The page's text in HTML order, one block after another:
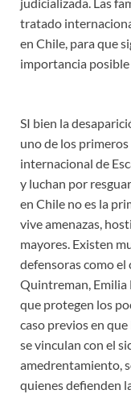
tratado
en Chile, para que
importancia posible
SI bien la
uno de los
internacional de
y luchan por
en Chile no es la
vive amenazas,
mayores. Existen
defensoras como el
Quintreman,
que protegen los
caso previos en
se vinculan con el
amedrentamiento,
quienes defienden